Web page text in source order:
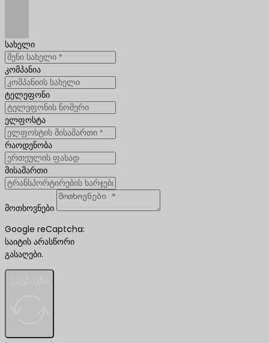
სახელი
კომპანია
ტელეფონი
ელფოსტა
რაოდენობა
მისამართი
მოთხოვნები
Google reCaptcha:
საიტის არასწორი
გასაღები.